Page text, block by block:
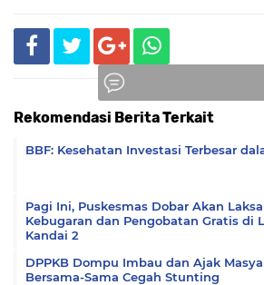
Rekomendasi Berita Terkait
BBF: Kesehatan Investasi Terbesar
Pagi Ini, Puskesmas Dobar Akan
Kebugaran dan Pengobatan Gratis di
Kandai 2
DPPKB Dompu Imbau dan Ajak
Bersama-Sama Cegah Stunting